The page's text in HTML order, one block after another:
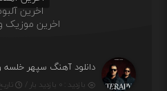
اخرین
اخرین موزیک
دانلود آهنگ سپهر خلسه
بازدید : ۰ بازدید بار / تاریخ